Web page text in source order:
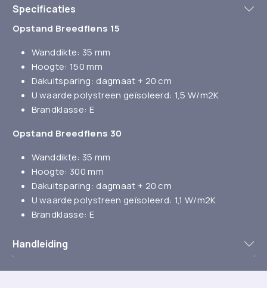
Specificaties
Opstand Breedflens 15
Wanddikte: 35 mm
Hoogte: 150 mm
Dakuitsparing: dagmaat + 20 cm
U waarde polystreen geïsoleerd: 1,5 W/m2K
Brandklasse: E
Opstand Breedflens 30
Wanddikte: 35 mm
Hoogte: 300 mm
Dakuitsparing: dagmaat + 20 cm
U waarde polystreen geïsoleerd: 1,1 W/m2K
Brandklasse: E
Handleiding